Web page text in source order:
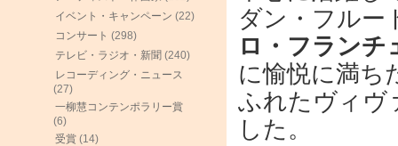
イベント・キャンペーン (22)
コンサート (298)
テレビ・ラジオ・新聞 (240)
レコーディング・ニュース
(27)
一柳慧コンテンポラリー賞
(6)
受賞 (14)
ダン・フルー
ロ・フランチ
に愉悦に満ち
ふれたヴィヴ
した。